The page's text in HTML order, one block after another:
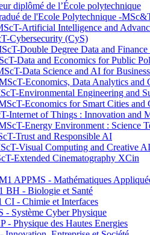
diplômé de l’École polytechnique
de l'Ecole Polytechnique -
Artificial Intelligence and
Cybersecurity (CyS)
Double Degree Data and
Data and Economics for Public
Data Science and AI for Business
Economics, Data Analytics and
Environmental Engineering and
Economics for Smart Cities and
Internet of Things : Innovation and
Energy Environment : Science
Trust and Responsible AI
Visual Computing and Creative AI
Extended Cinematography XCin
APPMS - Mathématiques
- Biologie et Santé
- Chimie et Interfaces
- Système Cyber Physique
- Physique des Hautes Energies